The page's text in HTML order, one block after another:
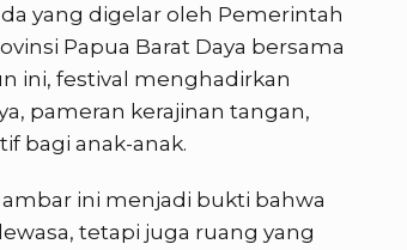
yang digelar oleh Pemerintah
Papua Barat Daya bersama
ini, festival menghadirkan
pameran kerajinan tangan,
bagi anak-anak.
ini menjadi bukti bahwa
tetapi juga ruang yang